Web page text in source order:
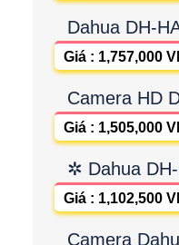
Dahua DH-
Giá : 1,757,000
Camera HD
Giá : 1,505,000
✲ Dahua
Giá : 1,102,500
Camera